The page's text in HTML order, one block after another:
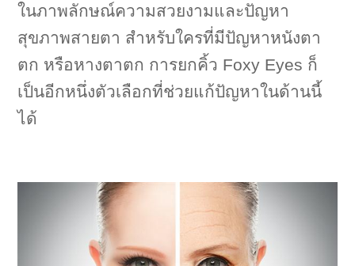
ในภาพลักษณ์ความสวยงามและปัญหา
สุขภาพสายตา สำหรับใครที่มีปัญหาหนังตา
ตก หรือหางตาตก การยกคิ้ว Foxy Eyes ก็
เป็นอีกหนึ่งตัวเลือกที่ช่วยแก้ปัญหาในด้านนี้
ได้